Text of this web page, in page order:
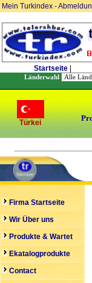
Mein Turkindex -
Startseite
Länderwahl
Türkei
Firma Startseite
Wir Über uns
Produkte & Wartet
Ekatalogprodukte
Contact